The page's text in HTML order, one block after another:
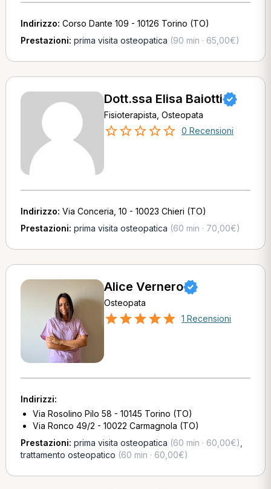
Indirizzo: Corso Dante 109 - 10126 Torino (TO)
Prestazioni: prima visita osteopatica (90 min · 65,00€)
Dott.ssa Elisa Baiotti
Fisioterapista, Osteopata
0 Recensioni
Indirizzo: Via Conceria, 10 - 10023 Chieri (TO)
Prestazioni: prima visita osteopatica (60 min · 70,00€)
Alice Vernero
Osteopata
1 Recensioni
Indirizzi:
Via Rosolino Pilo 58 - 10145 Torino (TO)
Via Ronco 49/2 - 10022 Carmagnola (TO)
Prestazioni: prima visita osteopatica (60 min · 60,00€)
trattamento osteopatico (60 min · 60,00€)